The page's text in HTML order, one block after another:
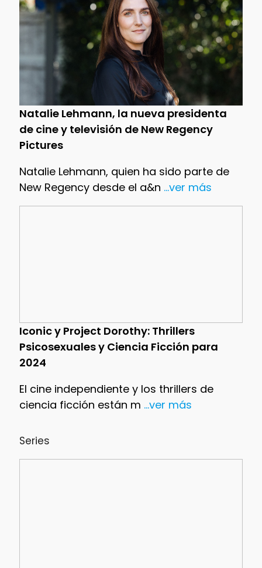
Natalie Lehmann, la nueva presidenta
de cine y televisión de New Regency
Pictures
Natalie Lehmann, quien ha sido parte de
New Regency desde el a&n ...ver más
Iconic y Project Dorothy: Thrillers
Psicosexuales y Ciencia Ficción para
2024
El cine independiente y los thrillers de
ciencia ficción están m ...ver más
Series